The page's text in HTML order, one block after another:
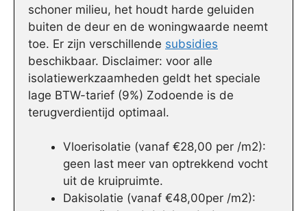
schoner milieu, het houdt harde geluiden
buiten de deur en de woningwaarde neemt
toe. Er zijn verschillende subsidies
beschikbaar. Disclaimer: voor alle
isolatiewerkzaamheden geldt het speciale
lage BTW-tarief (9%) Zodoende is de
terugverdientijd optimaal.
Vloerisolatie (vanaf €28,00 per /m2):
geen last meer van optrekkend vocht
uit de kruipruimte.
Dakisolatie (vanaf €48,00per /m2):